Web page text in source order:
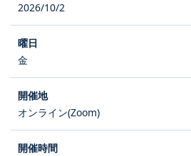
2026/10/2
金
オンライン(Zoom)